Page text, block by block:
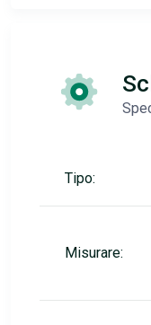
Tipo:
Misurare: